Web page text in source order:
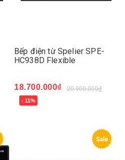
Bếp điện từ Spelier SPE-
HC938D Flexible
18.700.000₫ 20.900.000₫
- 11%
Sale